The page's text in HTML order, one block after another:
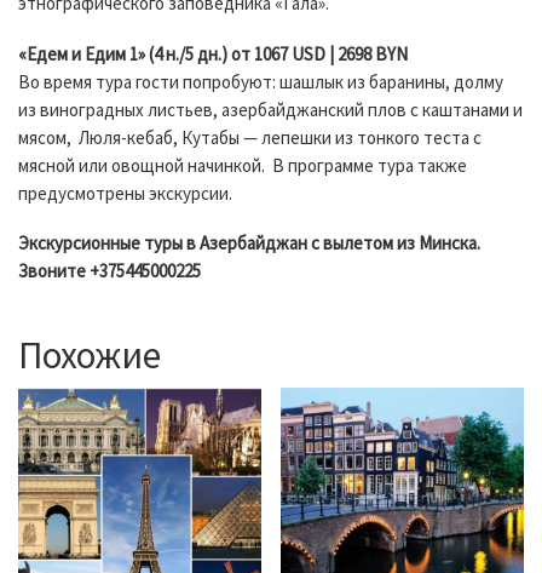
«Едем и Едим 1» (4 н./5 дн.) от 1067 USD | 2698 BYN
Во время тура гости попробуют: шашлык из баранины, долму
из виноградных листьев, азербайджанский плов с каштанами и
мясом, Люля-кебаб, Кутабы — лепешки из тонкого теста с
мясной или овощной начинкой. В программе тура также
предусмотрены экскурсии.
Экскурсионные туры в Азербайджан с вылетом из Минска.
Звоните +375445000225
Похожие